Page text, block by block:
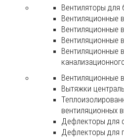
Вентиляторы для
Вентиляционные
Вентиляционные
Вентиляционные
Вентиляционные
Вентиляционные
Вытяжки
вентиляционных
Дефлекторы для
Дефлекторы для